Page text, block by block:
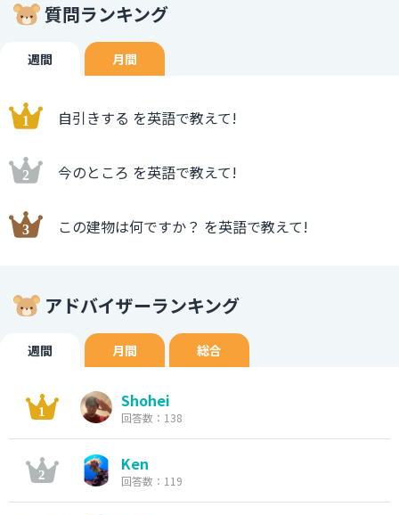
質問ランキング
週間 月間
自引きする を英語で教えて!
今のところ を英語で教えて!
この建物は何ですか？ を英語で教えて!
アドバイザーランキング
週間 月間 総合
Shohei
回答数：138
Ken
回答数：119